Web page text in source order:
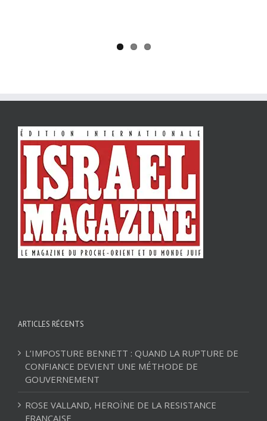
ARTICLES RÉCENTS
L’IMPOSTURE BENNETT : QUAND LA RUPTURE DE
CONFIANCE DEVIENT UNE MÉTHODE DE
GOUVERNEMENT
ROSE VALLAND, HEROÏNE DE LA RESISTANCE
FRANÇAISE